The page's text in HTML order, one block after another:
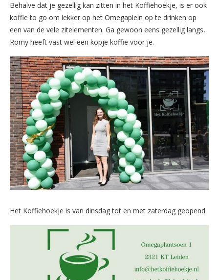
Behalve dat je gezellig kan zitten in het Koffiehoekje, is er ook
koffie to go om lekker op het Omegaplein op te drinken op
een van de vele zitelementen. Ga gewoon eens gezellig langs,
Romy heeft vast wel een kopje koffie voor je.
Het Koffiehoekje is van dinsdag tot en met zaterdag geopend.